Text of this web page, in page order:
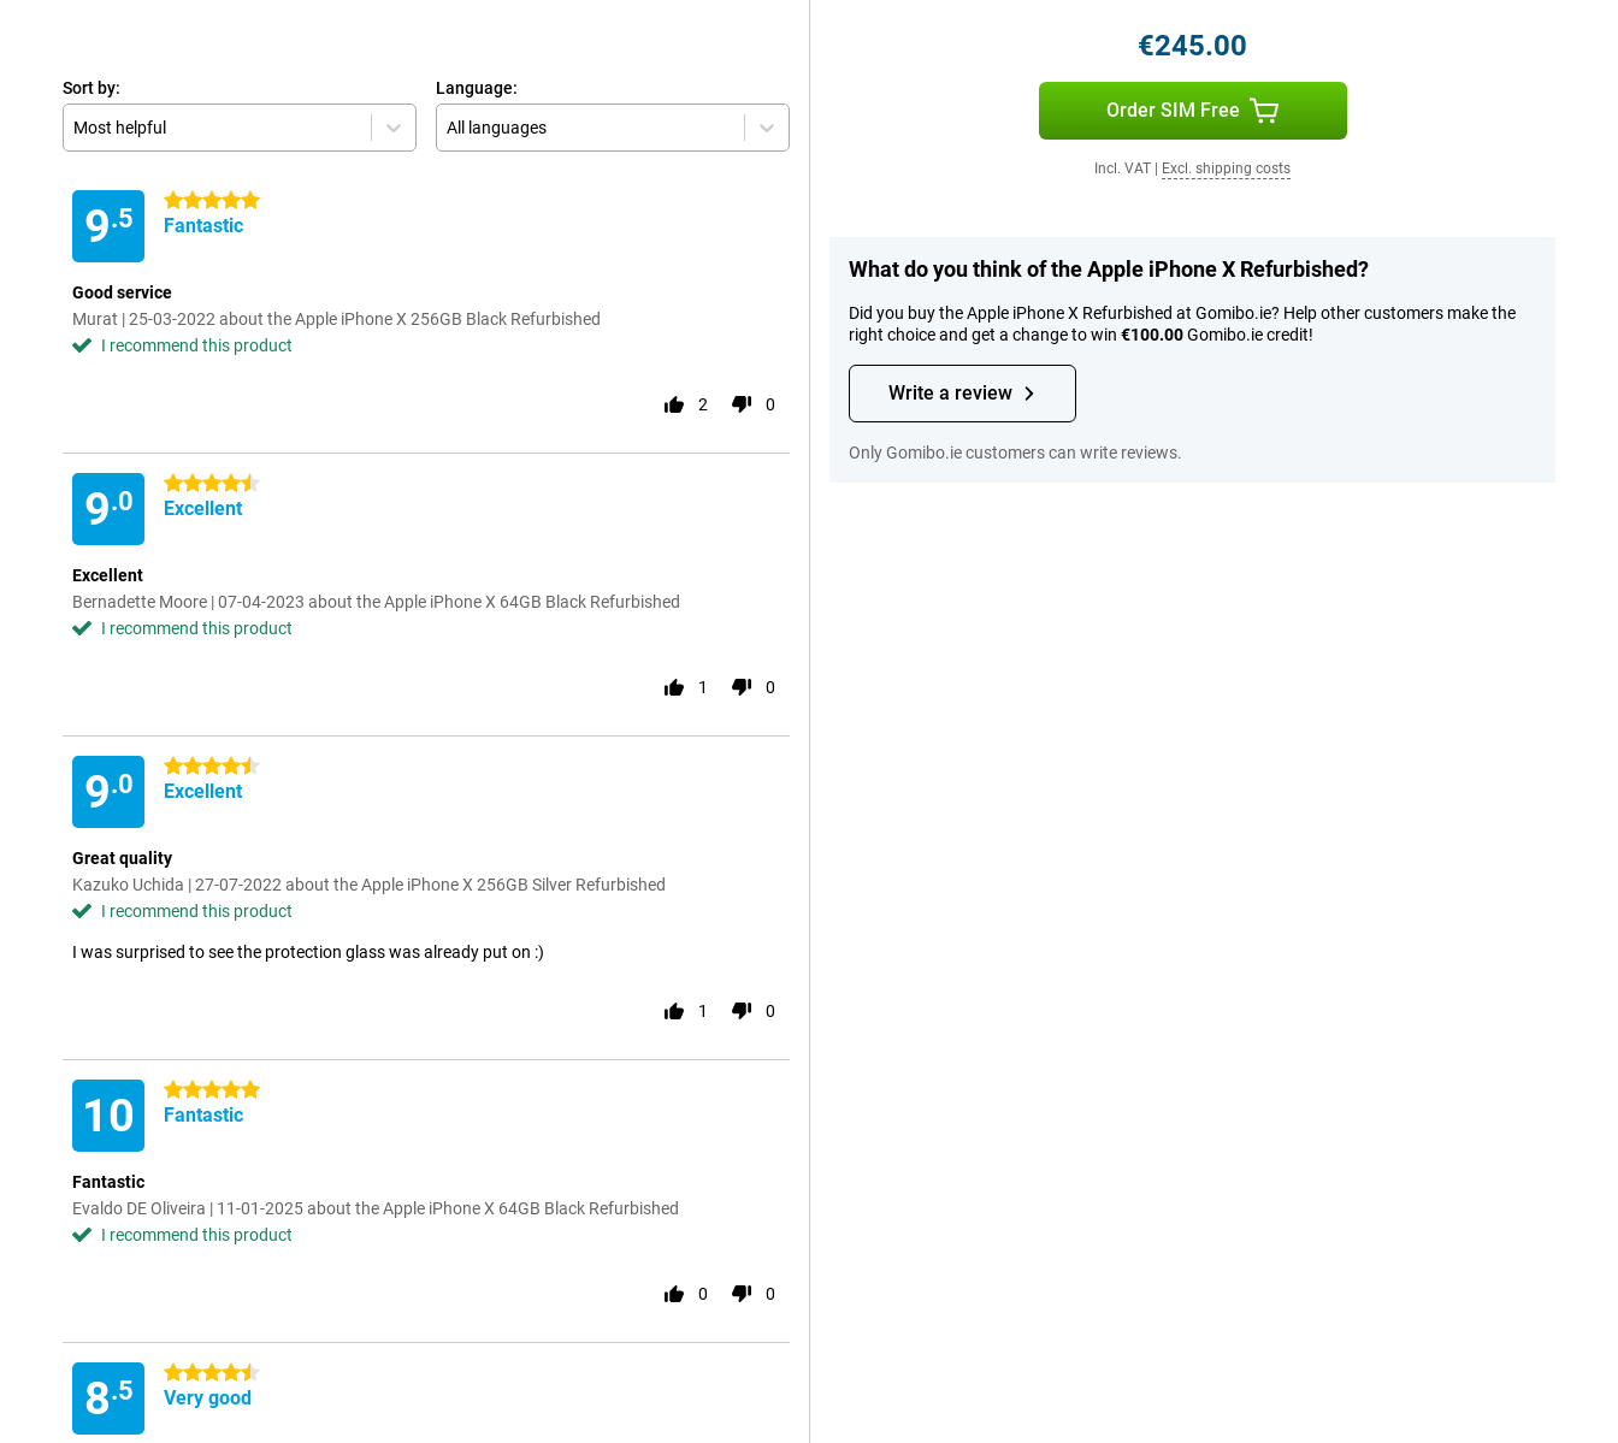
Sort by:
Most helpful
Language:
All languages
9.5
5 stars
Fantastic
Good service
Murat | 25-03-2022 about the Apple iPhone X 256GB Black Refurbished
I recommend this product
2 0
9.0
4.5 stars
Excellent
Excellent
Bernadette Moore | 07-04-2023 about the Apple iPhone X 64GB Black Refurbished
I recommend this product
1 0
9.0
4.5 stars
Excellent
Great quality
Kazuko Uchida | 27-07-2022 about the Apple iPhone X 256GB Silver Refurbished
I recommend this product
I was surprised to see the protection glass was already put on :)
1 0
10 5 stars
Fantastic
Fantastic
Evaldo DE Oliveira | 11-01-2025 about the Apple iPhone X 64GB Black Refurbished
I recommend this product
0 0
8.5
4.5 stars
Very good
€245.00
Order SIM Free
Incl. VAT Excl. shipping costs
What do you think of the Apple iPhone X Refurbished?
Did you buy the Apple iPhone X Refurbished at Gomibo.ie? Help other customers make the
right choice and get a change to win €100.00Gomibo.ie credit!
Write a review
Only Gomibo.ie customers can write reviews.